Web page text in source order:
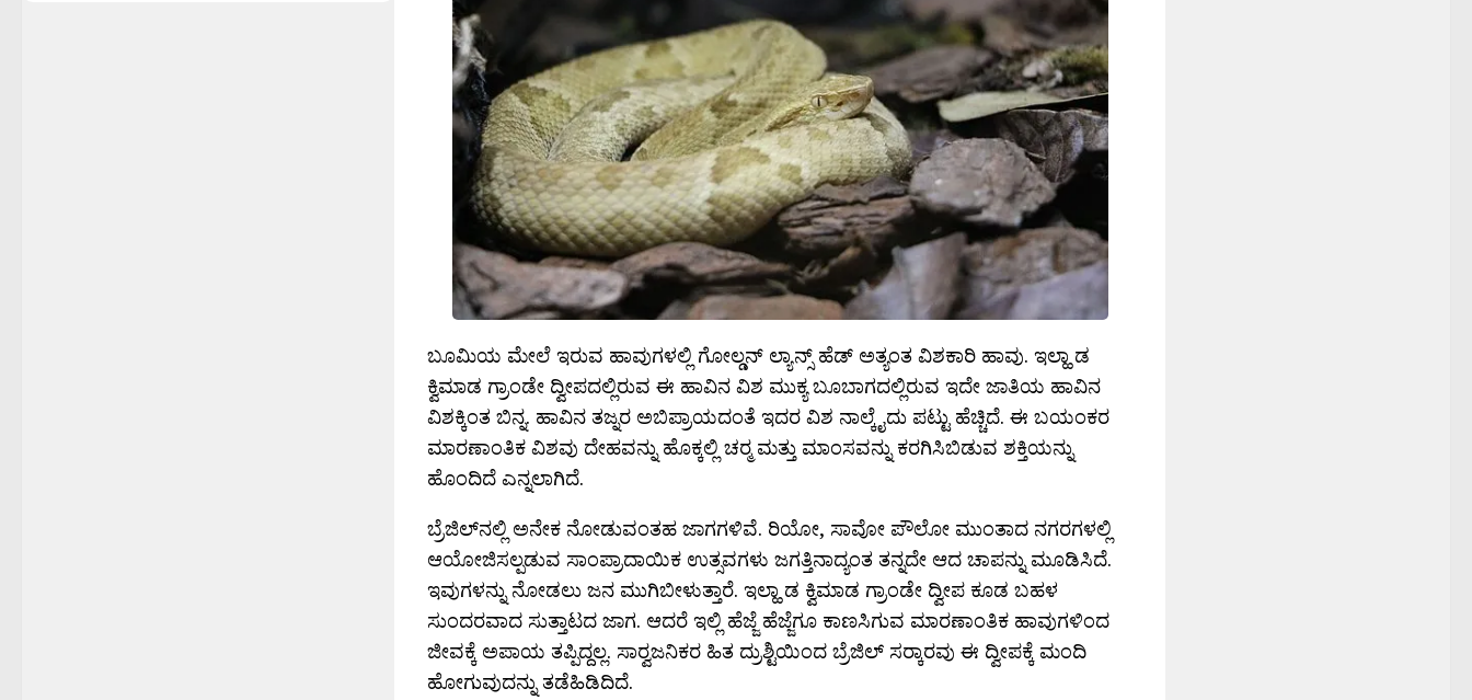
ಬೂಮಿಯ ಮೇಲೆ ಇರುವ ಹಾವುಗಳಲ್ಲಿ ಗೋಲ್ಡನ್ ಲ್ಯಾನ್ಸ್ ಹೆಡ್ ಅತ್ಯಂತ ವಿಶಕಾರಿ ಹಾವು. ಇಲ್ಹಾ ಡ
ಕ್ವಿಮಾಡ ಗ್ರಾಂಡೇ ದ್ವೀಪದಲ್ಲಿರುವ ಈ ಹಾವಿನ ವಿಶ ಮುಕ್ಯ ಬೂಬಾಗದಲ್ಲಿರುವ ಇದೇ ಜಾತಿಯ ಹಾವಿನ
ವಿಶಕ್ಕಿಂತ ಬಿನ್ನ. ಹಾವಿನ ತಜ್ನರ ಅಬಿಪ್ರಾಯದಂತೆ ಇದರ ವಿಶ ನಾಲ್ಕೈದು ಪಟ್ಟು ಹೆಚ್ಚಿದೆ. ಈ ಬಯಂಕರ
ಮಾರಣಾಂತಿಕ ವಿಶವು ದೇಹವನ್ನು ಹೊಕ್ಕಲ್ಲಿ ಚರ‍್ಮ ಮತ್ತು ಮಾಂಸವನ್ನು ಕರಗಿಸಿಬಿಡುವ ಶಕ್ತಿಯನ್ನು
ಹೊಂದಿದೆ ಎನ್ನಲಾಗಿದೆ.
ಬ್ರೆಜಿಲ್‍ನಲ್ಲಿ ಅನೇಕ ನೋಡುವಂತಹ ಜಾಗಗಳಿವೆ. ರಿಯೋ, ಸಾವೋ ಪೌಲೋ ಮುಂತಾದ ನಗರಗಳಲ್ಲಿ
ಆಯೋಜಿಸಲ್ಪಡುವ ಸಾಂಪ್ರಾದಾಯಿಕ ಉತ್ಸವಗಳು ಜಗತ್ತಿನಾದ್ಯಂತ ತನ್ನದೇ ಆದ ಚಾಪನ್ನು ಮೂಡಿಸಿದೆ.
ಇವುಗಳನ್ನು ನೋಡಲು ಜನ ಮುಗಿಬೀಳುತ್ತಾರೆ. ಇಲ್ಹಾ ಡ ಕ್ವಿಮಾಡ ಗ್ರಾಂಡೇ ದ್ವೀಪ ಕೂಡ ಬಹಳ
ಸುಂದರವಾದ ಸುತ್ತಾಟದ ಜಾಗ. ಆದರೆ ಇಲ್ಲಿ ಹೆಜ್ಜೆ ಹೆಜ್ಜೆಗೂ ಕಾಣಸಿಗುವ ಮಾರಣಾಂತಿಕ ಹಾವುಗಳಿಂದ
ಜೀವಕ್ಕೆ ಅಪಾಯ ತಪ್ಪಿದ್ದಲ್ಲ. ಸಾರ‍್ವಜನಿಕರ ಹಿತ ದ್ರುಶ್ಟಿಯಿಂದ ಬ್ರೆಜಿಲ್ ಸರ‍್ಕಾರವು ಈ ದ್ವೀಪಕ್ಕೆ ಮಂದಿ
ಹೋಗುವುದನ್ನು ತಡೆಹಿಡಿದಿದೆ.